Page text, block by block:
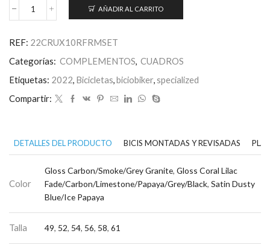
Cuadro
AÑADIR AL CARRITO
REF: 22CRUX10RFRMSET
Categorías: COMPLEMENTOS, CUADROS
Etiquetas: 2022, Bicicletas,biciobiker,specialized
Compartir:
DETALLES DEL PRODUCTO BICIS MONTADAS Y REVISADAS
Color
Gloss Carbon/Smoke/Grey Granite, Gloss Coral Lilac
Fade/Carbon/Limestone/Papaya/Grey/Black, Satin Dusty
Blue/Ice Papaya
Talla 49, 52, 54, 56, 58, 61